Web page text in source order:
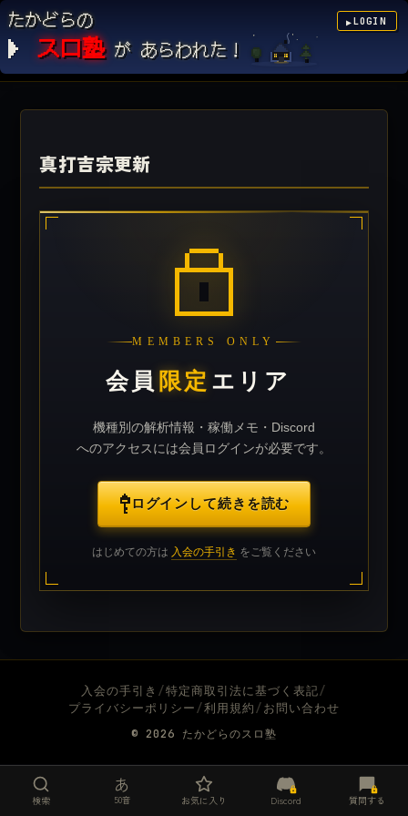
▶LOGIN
たかどらの
スロ塾が あらわれた！
検索
あ
50音 お気に入り Discord 質問する
真打吉宗更新
MEMBERS ONLY
会員 限定 エリア
機種別の解析情報・稼働メモ・Discord
へのアクセスには会員ログインが必要です。
ログインして続きを読む
はじめての方は 入会の手引き をご覧ください
入会の手引き /特定商取引法に基づく表記/
プライバシーポリシー/利用規約/お問い合わせ
© 2026 たかどらのスロ塾